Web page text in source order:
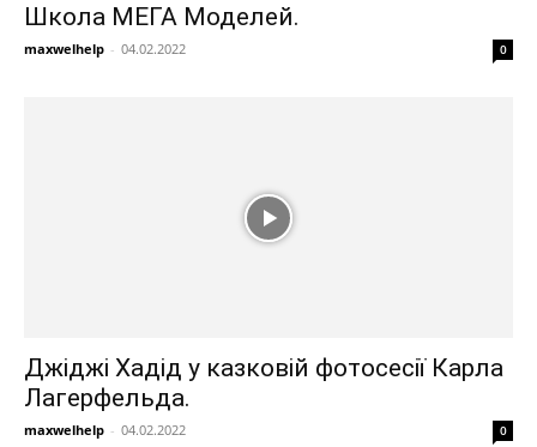
Школа МЕГА Моделей.
maxwelhelp - 04.02.2022 0
Джіджі Хадід у казковій фотосесії Карла
Лагерфельда.
maxwelhelp - 04.02.2022 0